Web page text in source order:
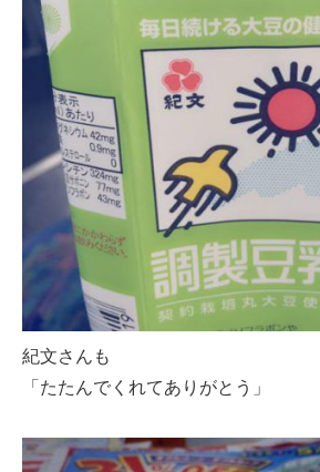
紀文さんも
「たたんでくれてありがとう」